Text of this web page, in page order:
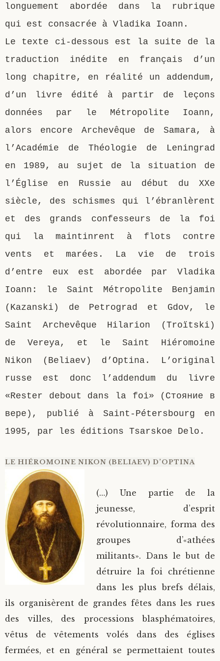
longuement abordée dans la rubrique
qui est consacrée à Vladika Ioann.
Le texte ci-dessous est la suite de la
traduction inédite en français d’un
long chapitre, en réalité un addendum,
d’un livre édité à partir de leçons
données par le Métropolite Ioann,
alors encore Archevêque de Samara, à
l’Académie de Théologie de Leningrad
en 1989, au sujet de la situation de
l’Église en Russie au début du XXe
siècle, des schismes qui l’ébranlèrent
et des grands confesseurs de la foi
qui la maintinrent à flots contre
vents et marées. La vie de trois
d’entre eux est abordée par Vladika
Ioann: le Saint Métropolite Benjamin
(Kazanski) de Petrograd et Gdov, le
Saint Archevêque Hilarion (Troïtski)
de Vereya, et le Saint Hiéromoine
Nikon (Beliaev) d’Optina. L’original
russe est donc l’addendum du livre
«Rester debout dans la foi» (Стояние в
вере), publié à Saint-Pétersbourg en
1995, par les éditions Tsarskoe Delo.
LE HIÉROMOINE NIKON (BELIAEV) D’OPTINA
(…) Une partie de la
jeunesse, d’esprit
révolutionnaire, forma des
groupes d’«athées
militants». Dans le but de
détruire la foi chrétienne
dans les plus brefs délais,
ils organisèrent de grandes fêtes dans les rues
des villes, des processions blasphématoires,
vêtus de vêtements volés dans des églises
fermées, et en général se permettaient toutes